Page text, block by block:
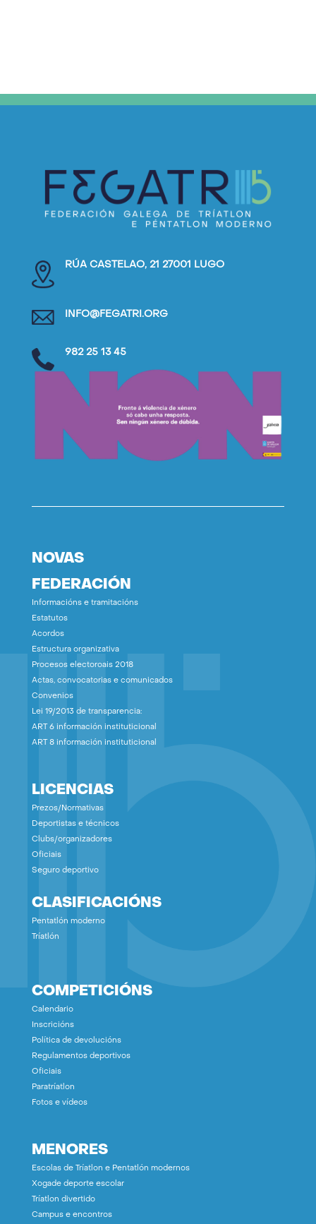
RÚA CASTELAO, 21 27001 LUGO
INFO@FEGATRI.ORG
982 25 13 45
NOVAS
FEDERACIÓN
Informacións e tramitacións
Estatutos
Acordos
Estructura organizativa
Procesos electoroais 2018
Actas, convocatorias e comunicados
Convenios
Lei 19/2013 de transparencia:
ART 6 información instituticional
ART 8 información instituticional
LICENCIAS
Prezos/Normativas
Deportistas e técnicos
Clubs/organizadores
Oficiais
Seguro deportivo
CLASIFICACIÓNS
Pentatlón moderno
Tríatlón
COMPETICIÓNS
Calendario
Inscricións
Política de devolucións
Regulamentos deportivos
Oficiais
Paratríatlon
Fotos e vídeos
MENORES
Escolas de Tríatlon e Pentatlón modernos
Xogade deporte escolar
Tríatlon divertido
Campus e encontros